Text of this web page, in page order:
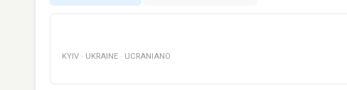
KYIV · UKRAINE · UCRANIANO